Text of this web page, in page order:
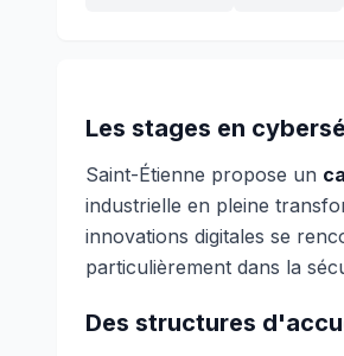
Les stages en
Saint-Étienne propose un
industrielle en pleine
innovations digitales se
particulièrement dans la
Des structures